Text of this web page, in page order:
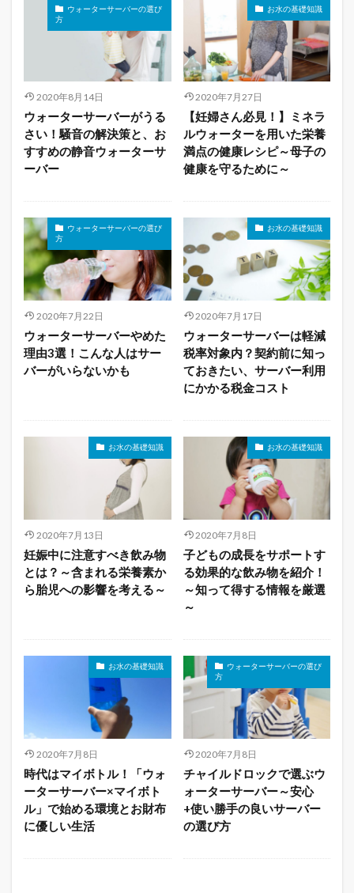
ウォーターサーバーの選び
方
2020年8月14日
ウォーターサーバーがうる
さい！騒音の解決策と、お
すすめの静音ウォーターサ
ーバー
お水の基礎知識
2020年7月27日
【妊婦さん必見！】ミネラ
ルウォーターを用いた栄養
満点の健康レシピ～母子の
健康を守るために～
ウォーターサーバーの選び
方
2020年7月22日
ウォーターサーバーやめた
理由3選！こんな人はサー
バーがいらないかも
お水の基礎知識
2020年7月17日
ウォーターサーバーは軽減
税率対象内？契約前に知っ
ておきたい、サーバー利用
にかかる税金コスト
お水の基礎知識
2020年7月13日
妊娠中に注意すべき飲み物
とは？～含まれる栄養素か
ら胎児への影響を考える～
お水の基礎知識
2020年7月8日
子どもの成長をサポートす
る効果的な飲み物を紹介！
～知って得する情報を厳選
～
お水の基礎知識
2020年7月8日
時代はマイボトル！「ウォ
ーターサーバー×マイボト
ル」で始める環境とお財布
に優しい生活
ウォーターサーバーの選び
方
2020年7月8日
チャイルドロックで選ぶウ
ォーターサーバー～安心
+使い勝手の良いサーバー
の選び方